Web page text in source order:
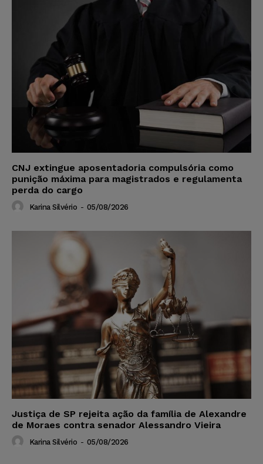
CNJ extingue aposentadoria compulsória como
punição máxima para magistrados e regulamenta
perda do cargo
Karina Silvério - 05/08/2026
Justiça de SP rejeita ação da família de Alexandre
de Moraes contra senador Alessandro Vieira
Karina Silvério - 05/08/2026